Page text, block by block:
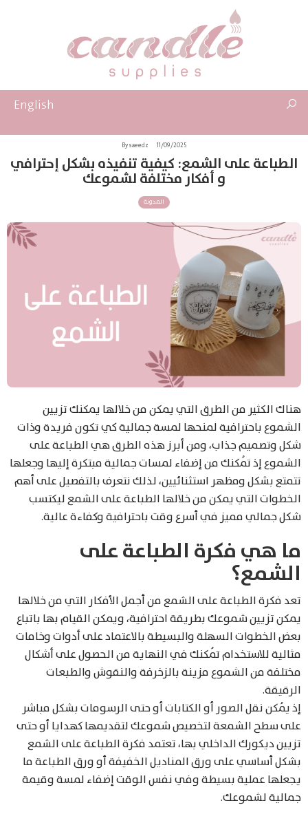
English
11/09/2025
By saeedz
الطباعة على الشمع: كيفية تنفيذه بشكل إحترافي
و أفكار مختلفة لشموعك
المدونة
هناك الكثير من الطرق التي يمكن من خلالها يمكنك تزيين
الشموع باحترافية لمنحها لمسة جمالية كي تكون فريدة وذات
شكل وتصميم جذاب، ومن أبرز هذه الطرق هي الطباعة على
الشموع إذ تُمكنك من إضفاء لمسات جمالية مبتكرة إليها وجعلها
تتمتع بشكل ومظهر استثنائيين، لذلك نتعرف بالتفصيل على أهم
الخطوات التي يمكن من خلالها الطباعة على الشمع ليكتسب
شكل جمالي مميز في أسرع وقت باحترافية وكفاءة عالية.
ما هي فكرة الطباعة على
الشمع؟
تعد فكرة الطباعة على الشمع من أجمل الأفكار التي من خلالها
يمكن تزيين شموعك بطريقة احترافية، ويمكن القيام بها باتباع
بعض الخطوات السهلة والبسيطة بالاعتماد على أدوات وخامات
مثالية للاستخدام تُمكنك في النهاية من الحصول على أشكال
مختلفة من الشموع مزينة بالزخرفة والنقوش والطبعات
الرقيقة.
إذ يُمكن نقل الصور أو الكتابات أو حتى الرسومات بشكل مباشر
على سطح الشمعة لتخصيص شموعك لتقديمها كهدايا أو حتى
تزيين ديكورك الداخلي بها، تعتمد فكرة الطباعة على الشمع
بشكل أساسي على ورق المناديل الخفيفة أو ورق الطباعة ما
يجعلها عملية بسيطة وفي نفس الوقت إضفاء لمسة وقيمة
جمالية لشموعك.